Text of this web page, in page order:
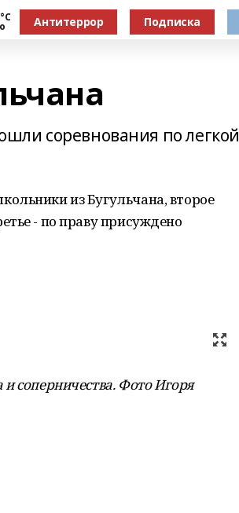
Антитеррор Подписка
соревнования по легкой
из Бугульчана, второе
- по праву присуждено
соперничества. Фото Игоря